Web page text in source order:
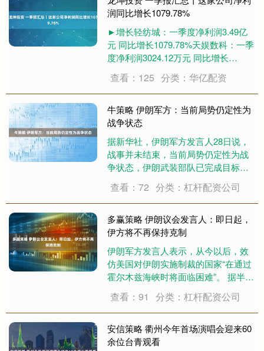
润同比增长1079.78%
►增长轻纺城：一季度净利润3.49亿
元 同比增长1079.78%天娱数科：一季
度净利润3024.12万元 同比增长
7604.46万元 同比增长338.62%游族网
络：一季度归母净利润1.04亿元，同
比增长....
查看：125 分类：华亿配资
牛策略 伊朗军方：当前局势仍定性为
战争状态
据新华社，伊朗军方发言人28日说，
战事并未结束，当前局势仍定性为战
争状态，伊朗武装部队已完成目标清
阅读 伊朗议会要员：伊朗已决定继续
与美国进行谈判 伊朗已决定继续与美
国进行谈判，但这“并不意味着不惜一
切代....
查看：72 分类：杠杆配资公司
多赢策略 伊朗议会发言人：即日起，
伊方将不再保持克制
伊朗军方发言人表示，从今以后，效
仿美国对伊朗实施制裁的国家“在通过
霍尔木兹海峡时将面临困难”。 据半岛
交政策委员会发言人易卜拉欣雷扎伊
当地时间10日在X平台发文说，即日
起，伊朗将不再保持克制。 雷扎伊表
示，任....
查看：91 分类：杠杆配资公司
安信策略 衢州今年首场演唱会迎来60
余位台青观看